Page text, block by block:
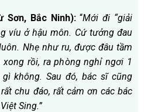
Sơn, Bắc Ninh):“Mới đi “giải
víu ở hậu môn. Cứ tưởng đau
Nhẹ như ru, được đâu tầm
rồi, ra phòng nghỉ ngơi 1
không. Sau đó, bác sĩ cũng
chu đáo, rất cảm ơn các bác
Sing.”